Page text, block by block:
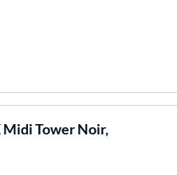
Midi Tower Noir,